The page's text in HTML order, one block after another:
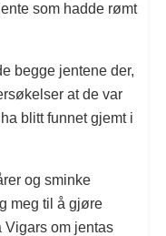
som hadde rømt
begge jentene der,
at de var
blitt funnet gjemt i
og sminke
meg til å gjøre
Vigars om jentas